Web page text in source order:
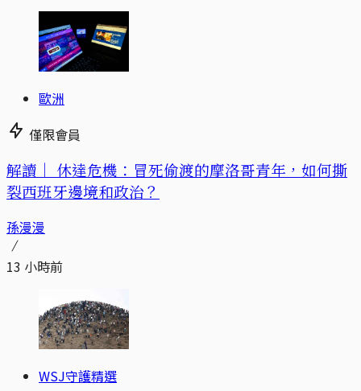
歐洲
僅限會員
解讀｜ 休達危機：冒死偷渡的摩洛哥青年，如何撕
裂西班牙邊境和政治？
孫漫漫
13 小時前
WSJ守護精選